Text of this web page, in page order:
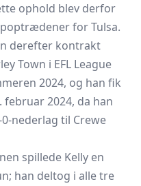
ophold blev derfor
for Tulsa.
derefter kontrakt
Town i EFL League
2024, og han fik
2024, da han
nederlag til Crewe
spillede Kelly en
han deltog i alle tre